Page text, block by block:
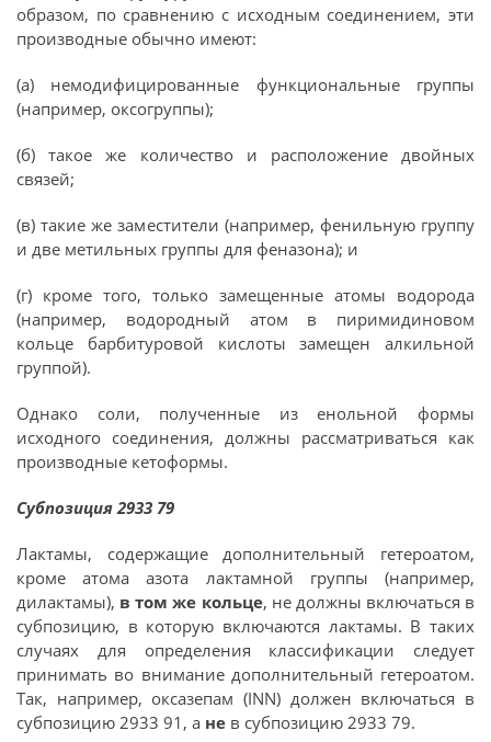
образом, по сравнению с исходным соединением, эти
производные обычно имеют:
(а) немодифицированные функциональные группы
(например, оксогруппы);
(б) такое же количество и расположение двойных
связей;
(в) такие же заместители (например, фенильную группу
и две метильных группы для феназона); и
(г) кроме того, только замещенные атомы водорода
(например, водородный атом в пиримидиновом
кольце барбитуровой кислоты замещен алкильной
группой).
Однако соли, полученные из енольной формы
исходного соединения, должны рассматриваться как
производные кетоформы.
Субпозиция 2933 79
Лактамы, содержащие дополнительный гетероатом,
кроме атома азота лактамной группы (например,
дилактамы), в том же кольце, не должны включаться в
субпозицию, в которую включаются лактамы. В таких
случаях для определения классификации следует
принимать во внимание дополнительный гетероатом.
Так, например, оксазепам (INN) должен включаться в
субпозицию 2933 91, а не в субпозицию 2933 79.